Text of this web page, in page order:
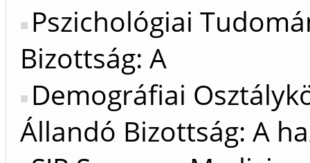
Pszichológiai
Bizottság: A
Demográfiai
Állandó Bizottság: A